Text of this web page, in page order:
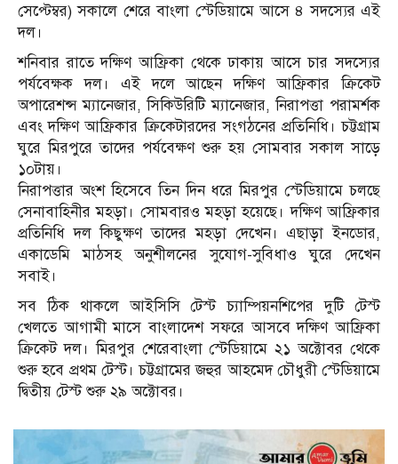
সেপ্টেম্বর) সকালে শেরে বাংলা স্টেডিয়ামে আসে ৪ সদস্যের এই
দল।
শনিবার রাতে দক্ষিণ আফ্রিকা থেকে ঢাকায় আসে চার সদস্যের
পর্যবেক্ষক দল। এই দলে আছেন দক্ষিণ আফ্রিকার ক্রিকেট
অপারেশন্স ম্যানেজার, সিকিউরিটি ম্যানেজার, নিরাপত্তা পরামর্শক
এবং দক্ষিণ আফ্রিকার ক্রিকেটারদের সংগঠনের প্রতিনিধি। চট্টগ্রাম
ঘুরে মিরপুরে তাদের পর্যবেক্ষণ শুরু হয় সোমবার সকাল সাড়ে
১০টায়।
নিরাপত্তার অংশ হিসেবে তিন দিন ধরে মিরপুর স্টেডিয়ামে চলছে
সেনাবাহিনীর মহড়া। সোমবারও মহড়া হয়েছে। দক্ষিণ আফ্রিকার
প্রতিনিধি দল কিছুক্ষণ তাদের মহড়া দেখেন। এছাড়া ইনডোর,
একাডেমি মাঠসহ অনুশীলনের সুযোগ-সুবিধাও ঘুরে দেখেন
সবাই।
সব ঠিক থাকলে আইসিসি টেস্ট চ্যাম্পিয়নশিপের দুটি টেস্ট
খেলতে আগামী মাসে বাংলাদেশ সফরে আসবে দক্ষিণ আফ্রিকা
ক্রিকেট দল। মিরপুর শেরেবাংলা স্টেডিয়ামে ২১ অক্টোবর থেকে
শুরু হবে প্রথম টেস্ট। চট্টগ্রামের জহুর আহমেদ চৌধুরী স্টেডিয়ামে
দ্বিতীয় টেস্ট শুরু ২৯ অক্টোবর।